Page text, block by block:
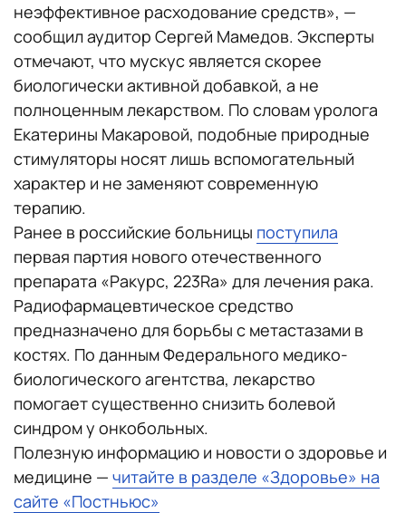
неэффективное расходование средств», —
сообщил аудитор Сергей Мамедов. Эксперты
отмечают, что мускус является скорее
биологически активной добавкой, а не
полноценным лекарством. По словам уролога
Екатерины Макаровой, подобные природные
стимуляторы носят лишь вспомогательный
характер и не заменяют современную
терапию.
Ранее в российские больницы поступила
первая партия нового отечественного
препарата «Ракурс, 223Ra» для лечения рака.
Радиофармацевтическое средство
предназначено для борьбы с метастазами в
костях. По данным Федерального медико-
биологического агентства, лекарство
помогает существенно снизить болевой
синдром у онкобольных.
Полезную информацию и новости о здоровье и
медицине — читайте в разделе «Здоровье» на
сайте «Постньюс»